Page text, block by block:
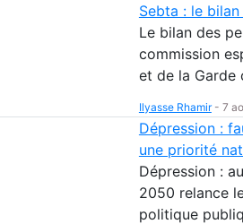
Sebta : le
Le bilan des
commission
et de la Garde
Ilyasse Rhamir- 7
Dépression :
une priorité
Dépression :
2050 relance
politique